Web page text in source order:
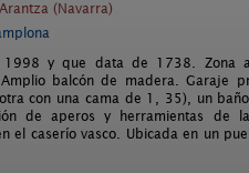
(Navarra)
y que data de 1738. Zona
balcón de madera. Garaje
con una cama de 1, 35), un
de aperos y herramientas de
el caserío vasco. Ubicada en un